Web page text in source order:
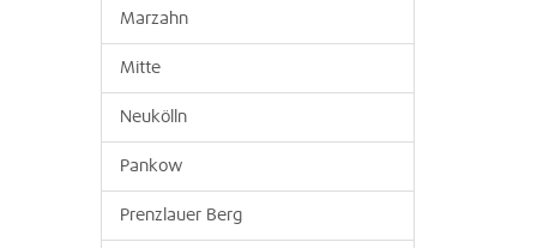
Marzahn
Mitte
Neukölln
Pankow
Prenzlauer Berg